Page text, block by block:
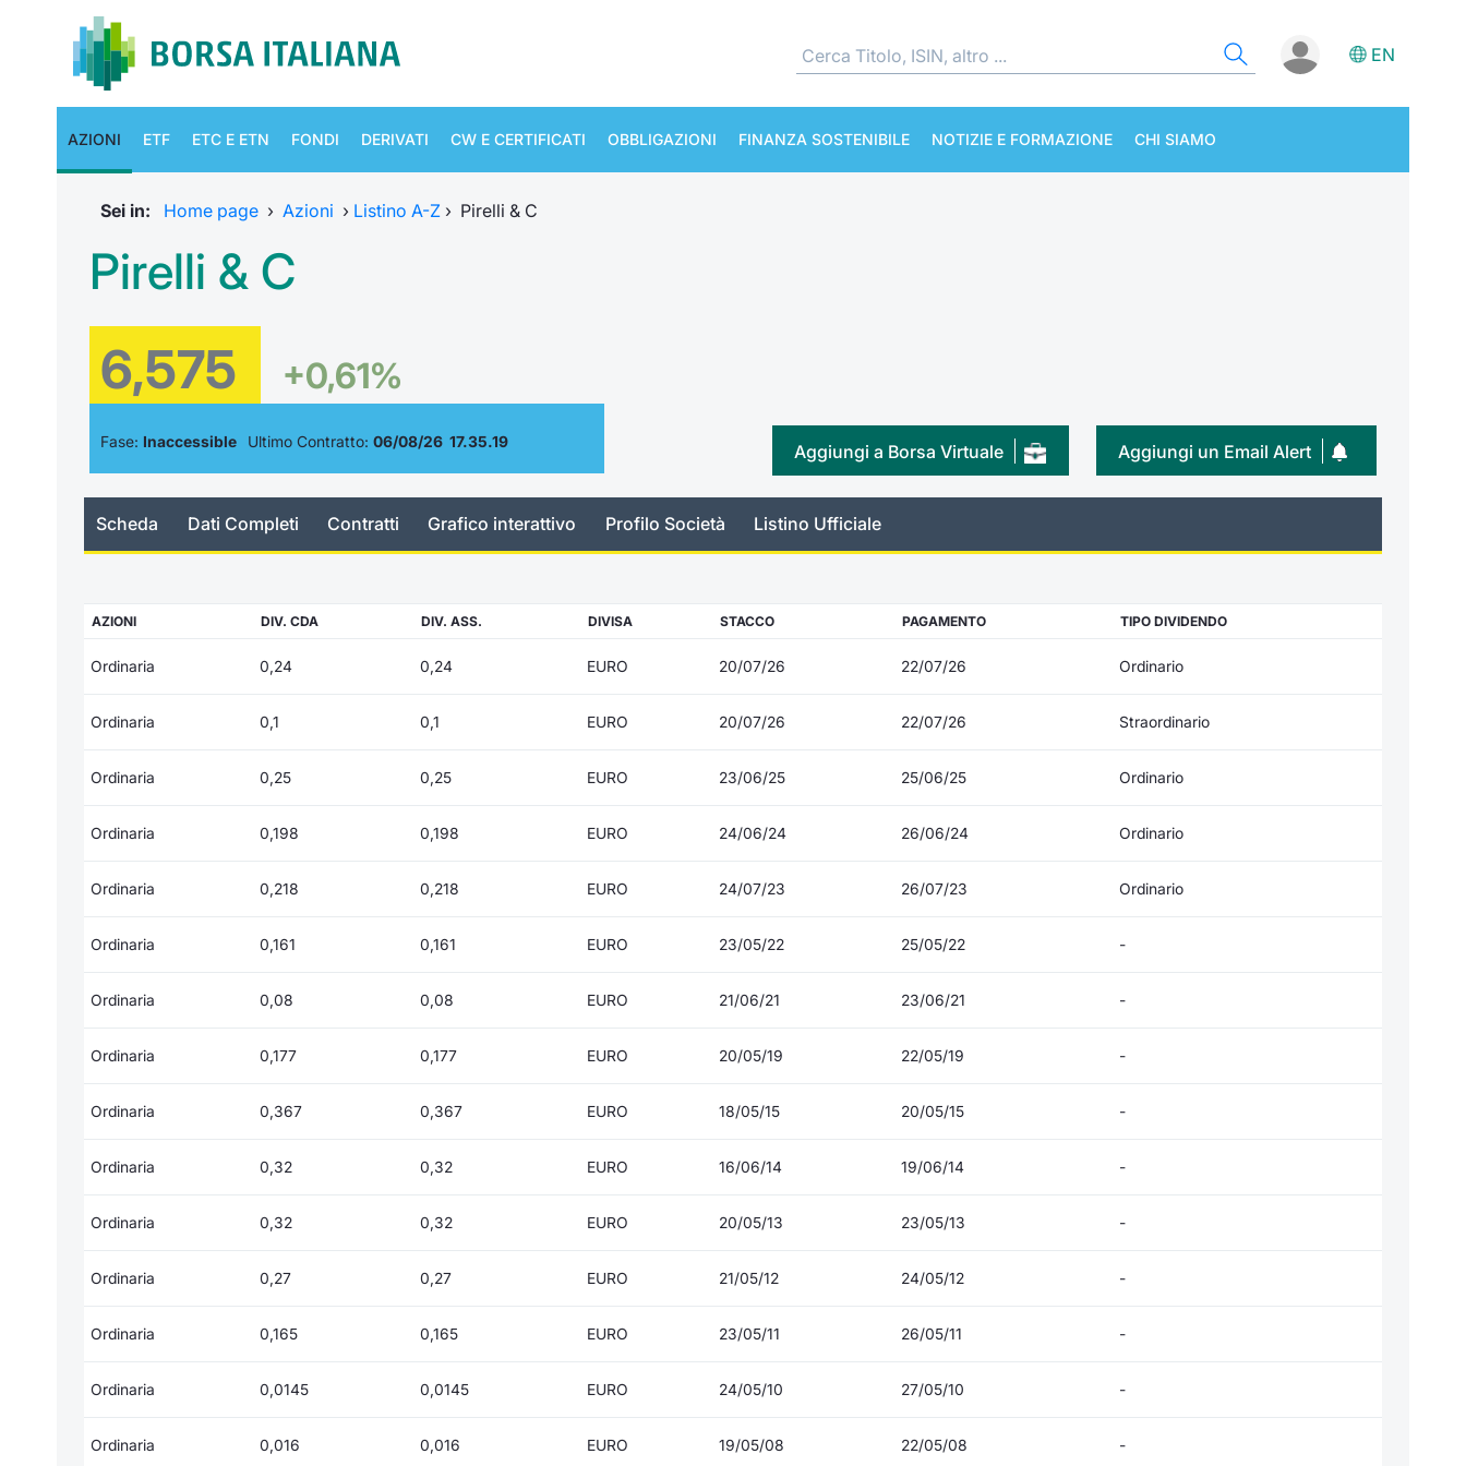
EN
AZIONI ETF ETC E ETN FONDI DERIVATI CW E CERTIFICATI OBBLIGAZIONI FINANZA SOSTENIBILE NOTIZIE E FORMAZIONE CHI SIAMO
Sei in: Home page › Azioni › Listino A-Z › Pirelli & C
Pirelli & C
6,575 +0,61%
Fase: Inaccessible Ultimo Contratto: 06/08/26 17.35.19 Aggiungi un Email Alert
Aggiungi a Borsa Virtuale
Scheda Dati Completi Contratti Grafico interattivo Profilo Società Listino Ufficiale
AZIONI DIV. CDA DIV. ASS. DIVISA STACCO PAGAMENTO TIPO DIVIDENDO
Ordinaria 0,24 0,24 EURO 20/07/26 22/07/26 Ordinario
Ordinaria 0,1 0,1 EURO 20/07/26 22/07/26 Straordinario
Ordinaria 0,25 0,25 EURO 23/06/25 25/06/25 Ordinario
Ordinaria 0,198 0,198 EURO 24/06/24 26/06/24 Ordinario
Ordinaria 0,218 0,218 EURO 24/07/23 26/07/23 Ordinario
Ordinaria 0,161 0,161 EURO 23/05/22 25/05/22 -
Ordinaria 0,08 0,08 EURO 21/06/21 23/06/21 -
Ordinaria 0,177 0,177 EURO 20/05/19 22/05/19 -
Ordinaria 0,367 0,367 EURO 18/05/15 20/05/15 -
Ordinaria 0,32 0,32 EURO 16/06/14 19/06/14 -
Ordinaria 0,32 0,32 EURO 20/05/13 23/05/13 -
Ordinaria 0,27 0,27 EURO 21/05/12 24/05/12 -
Ordinaria 0,165 0,165 EURO 23/05/11 26/05/11 -
Ordinaria 0,0145 0,0145 EURO 24/05/10 27/05/10 -
Ordinaria 0,016 0,016 EURO 19/05/08 22/05/08 -